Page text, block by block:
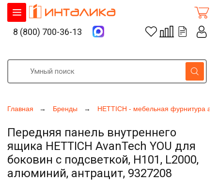
Главная Бренды HETTICH - мебельная фурнитура
Передняя панель внутреннего
ящика HETTICH AvanTech YOU для
боковин с подсветкой, H101, L2000,
алюминий, антрацит, 9327208
8 (800) 700-36-13